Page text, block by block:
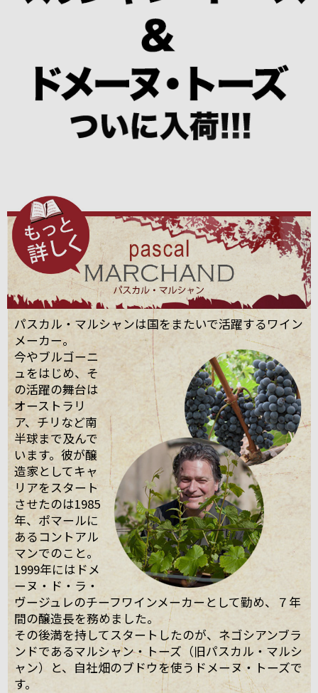
パスカル・マルシャンは国をまたいで活躍するワイン
メーカー。
今やブルゴーニ
ュをはじめ、そ
の活躍の舞台は
オーストラリ
ア、チリなど南
半球まで及んで
います。彼が醸
造家としてキャ
リアをスタート
させたのは1985
年、ポマールに
あるコントアル
マンでのこと。
1999年にはドメ
ーヌ・ド・ラ・
ヴージュレのチーフワインメーカーとして勤め、７年
間の醸造長を務めました。
その後満を持してスタートしたのが、ネゴシアンブラ
ンドであるマルシャン・トーズ（旧パスカル・マルシ
ャン）と、自社畑のブドウを使うドメーヌ・トーズで
す。